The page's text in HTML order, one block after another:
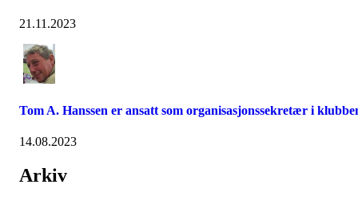
21.11.2023
Tom A. Hanssen er ansatt som organisasjonssekretær i
14.08.2023
Arkiv